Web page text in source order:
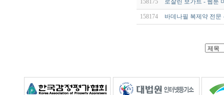
158175 로잘린 보가트 - 웹툰
158174 바데나필 복제약 전